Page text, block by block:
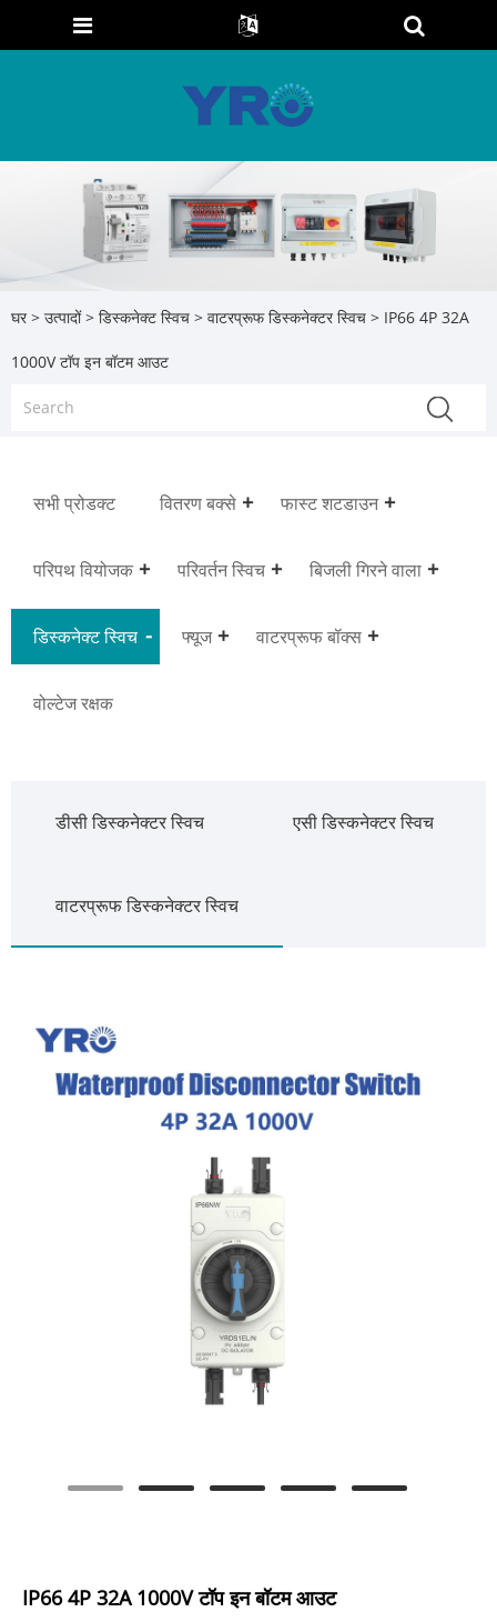
घर > उत्पादों> डिस्कनेक्ट स्विच > वाटरप्रूफ डिस्कनेक्टर स्विच > IP66 4P 32A
1000V टॉप इन बॉटम आउट
सभी प्रोडक्ट वितरण बक्से फास्ट शटडाउन
परिपथ वियोजक परिवर्तन स्विच बिजली गिरने वाला
डिस्कनेक्ट स्विच फ्यूज वाटरप्रूफ बॉक्स
वोल्टेज रक्षक
डीसी डिस्कनेक्टर स्विच एसी डिस्कनेक्टर स्विच
वाटरप्रूफ डिस्कनेक्टर स्विच
IP66 4P 32A 1000V टॉप इन बॉटम आउट